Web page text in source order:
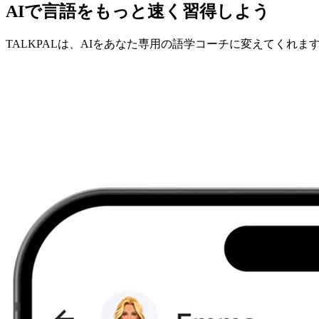
AIで言語をもっと速く習得しよう
TALKPALは、AIをあなた専用の語学コーチに変えてくれま